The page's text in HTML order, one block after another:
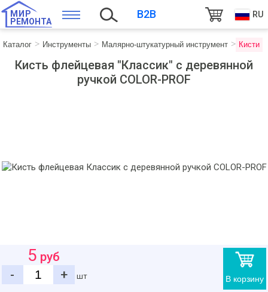
МИР
РЕМОНТА
B2B RU
Каталог Инструменты Малярно-штукатурный инструмент Кисти
Кисть флейцевая "Классик" с деревянной
ручкой COLOR-PROF
В корзину
5 руб
-
+ шт